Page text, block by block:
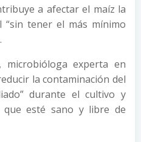
a afectar el maíz la
“sin tener el más mínimo
experta en
la contaminación del
durante el cultivo y
que esté sano y libre de